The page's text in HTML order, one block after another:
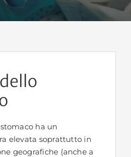
ha un
elevata soprattutto in
geografiche (anche a